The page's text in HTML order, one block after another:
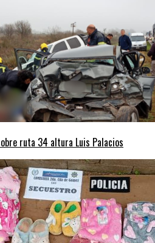
ruta 34 altura Luis Palacios